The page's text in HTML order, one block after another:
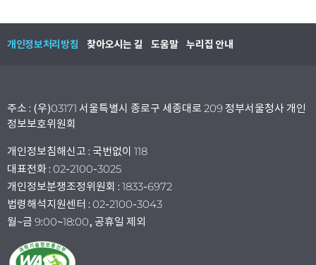
개인정보처리방침 찾아오시는 길 도움말 누리집 안내
주소 : (우)03171 서울특별시 종로구 세종대로 209 정부서울청사 개인
정보보호위원회
개인정보침해신고 : 국번없이 118
대표전화 : 02-2100-3025
개인정보분쟁조정위원회 : 1833-6972
법령해석지원센터 : 02-2100-3043
월~금 9:00~18:00, 공휴일 제외